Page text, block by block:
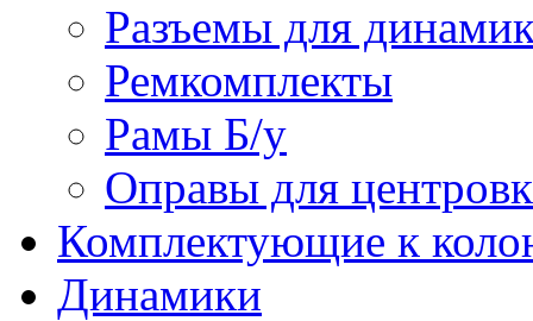
Разъемы для
Ремкомплекты
Рамы Б/у
Оправы для
Комплектующие к
Динамики